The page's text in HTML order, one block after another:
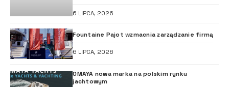
6 LIPCA, 2026
Fountaine Pajot wzmacnia zarządzanie firmą
6 LIPCA, 2026
OMAYA nowa marka na polskim rynku
jachtowym